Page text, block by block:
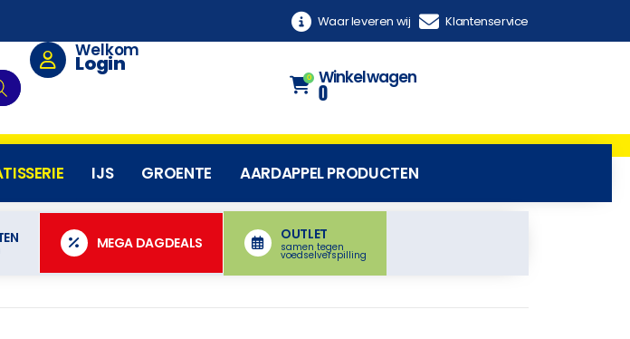
Waar leveren wij Klantenservice
Welkom
Login
0 Winkelwagen
0
IJS GROENTE AARDAPPEL PRODUCTEN
MEGA DAGDEALS
OUTLET
samen tegen
voedselverspilling